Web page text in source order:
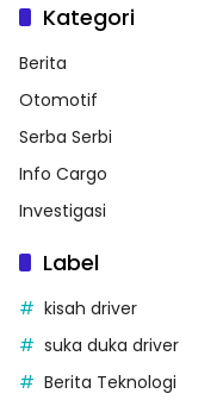
Kategori
Berita
Otomotif
Serba Serbi
Info Cargo
Investigasi
Label
kisah driver
suka duka driver
Berita Teknologi